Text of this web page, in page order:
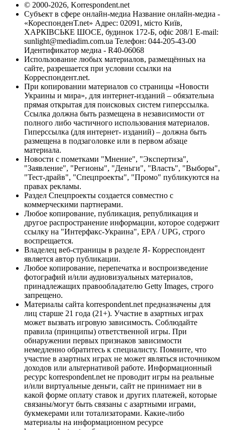
© 2000-2026, Korrespondent.net
Субъект в сфере онлайн-медиа Название онлайн-медиа -
«КореспонденТ.net» Адрес: 02091, місто Київ,
ХАРКІВСЬКЕ ШОСЕ, будинок 172-Б, офіс 208/1 E-mail:
sunlight@mediadim.com.ua Телефон: 044-205-43-00
Идентификатор медиа - R40-06068
Использование любых материалов, размещённых на
сайте, разрешается при условии ссылки на
Корреспондент.net.
При копировании материалов со страницы «Новости
Украины и мира», для интернет-изданий – обязательна
прямая открытая для поисковых систем гиперссылка.
Ссылка должна быть размещена в независимости от
полного либо частичного использования материалов.
Гиперссылка (для интернет- изданий) – должна быть
размещена в подзаголовке или в первом абзаце
материала.
Новости с пометками "Мнение", "Экспертиза",
"Заявление", "Регионы", "Деньги", "Власть", "Выборы",
"Тест-драйв", "Спецпроекты", "Промо" публикуются на
правах рекламы.
Раздел Спецпроекты создается совместно с
коммерческими партнерами.
Любое копирование, публикация, републикация и
другое распространение информации, которое содержит
ссылку на "Интерфакс-Украина", EPA / UPG, строго
воспрещается.
Владелец веб-страницы в разделе Я- Корреспондент
является автор публикации.
Любое копирование, перепечатка и воспроизведение
фотографий и/или аудиовизуальных материалов,
принадлежащих правообладателю Getty Images, строго
запрещено.
Материалы сайта korrespondent.net предназначены для
лиц старше 21 года (21+). Участие в азартных играх
может вызвать игровую зависимость. Соблюдайте
правила (принципы) ответственной игры. При
обнаружении первых признаков зависимости
немедленно обратитесь к специалисту. Помните, что
участие в азартных играх не может являться источником
доходов или альтернативой работе. Информационный
ресурс korrespondent.net не проводит игры на реальные
и/или виртуальные деньги, сайт не принимает ни в
какой форме оплату ставок и других платежей, которые
связаны/могут быть связаны с азартными играми,
букмекерами или тотализаторами. Какие-либо
материалы на информационном ресурсе